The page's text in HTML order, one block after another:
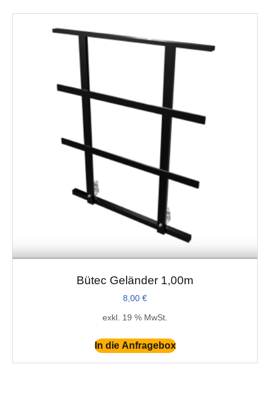
Bütec Geländer 1,00m
8,00 €
exkl. 19 % MwSt.
In die Anfragebox